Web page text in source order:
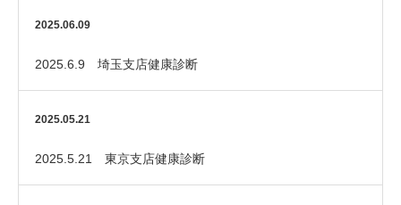
いただきました！
2025.06.09
2025.6.9 埼玉支店健康診断
2025.05.21
2025.5.21 東京支店健康診断